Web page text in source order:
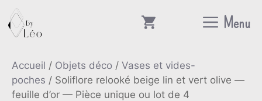
Aller
au
contenu
Menu
Accueil / Objets déco / Vases et vides-
poches / Soliflore relooké beige lin et vert olive —
feuille d’or — Pièce unique ou lot de 4